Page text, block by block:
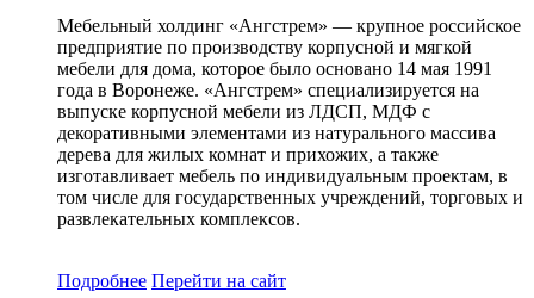
Мебельный холдинг «Ангстрем» — крупное российское
предприятие по производству корпусной и мягкой
мебели для дома, которое было основано 14 мая 1991
года в Воронеже. «Ангстрем» специализируется на
выпуске корпусной мебели из ЛДСП, МДФ с
декоративными элементами из натурального массива
дерева для жилых комнат и прихожих, а также
изготавливает мебель по индивидуальным проектам, в
том числе для государственных учреждений, торговых и
развлекательных комплексов.
Подробнее Перейти на сайт